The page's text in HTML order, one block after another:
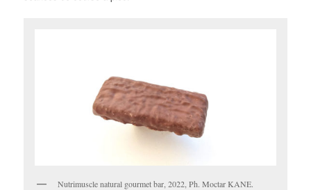
Nutrimuscle natural gourmet bar, 2022, Ph. Moctar KANE.